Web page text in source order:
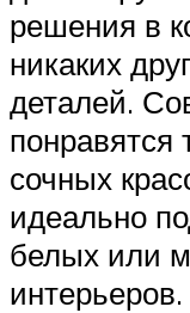
решения в
никаких
деталей.
понравятся
сочных
идеально
белых или
интерьеров.